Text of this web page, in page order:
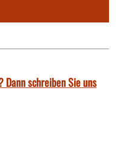
schreiben Sie uns